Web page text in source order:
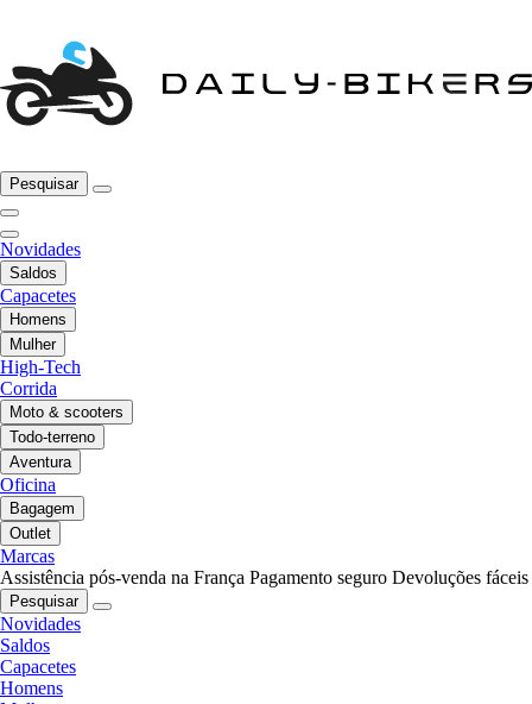
Pesquisar
Novidades
Saldos
Capacetes
Homens
Mulher
High-Tech
Corrida
Moto & scooters
Todo-terreno
Aventura
Oficina
Bagagem
Outlet
Marcas
Assistência pós-venda na França Pagamento seguro Devoluções fáceis
Pesquisar
Novidades
Saldos
Capacetes
Homens